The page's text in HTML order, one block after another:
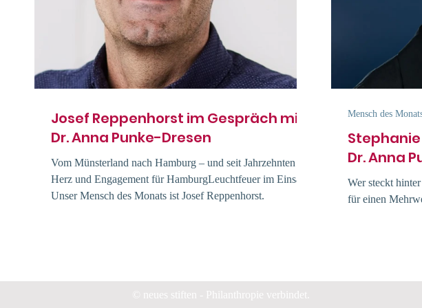
Josef Reppenhorst im Gespräch mit
Dr. Anna Punke-Dresen
Vom Münsterland nach Hamburg – und seit Jahrzehnten mit
Herz und Engagement für HamburgLeuchtfeuer im Einsatz:
Unser Mensch des Monats ist Josef Reppenhorst.
Dr. Anna
Wer steckt
für einen
Mensch des
© neues stiften - Philanthropie verbindet.